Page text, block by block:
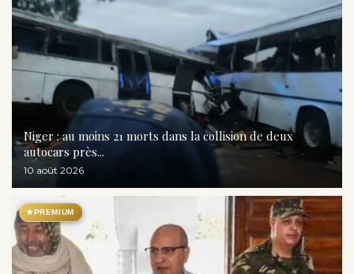
Niger : au moins 21 morts dans la collision de deux
autocars près...
10 août 2026
★PREMIUM